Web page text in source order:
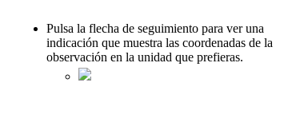
Pulsa la flecha de seguimiento para ver una
indicación que muestra las coordenadas de la
observación en la unidad que prefieras.